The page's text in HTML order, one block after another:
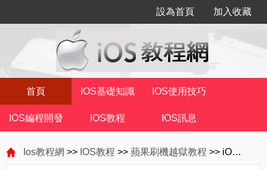
設為首頁 加入收藏
首頁 IOS基礎知識 IOS使用技巧
IOS編程開發 IOS教程 IOS訊息
Ios教程網 >> IOS教程 >> 蘋果刷機越獄教程 >> iOS8-iOS8.1完美越獄常見問題